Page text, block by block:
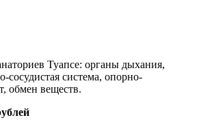
Туапсе: органы дыхания,
сосудистая система, опорно-
обмен веществ.